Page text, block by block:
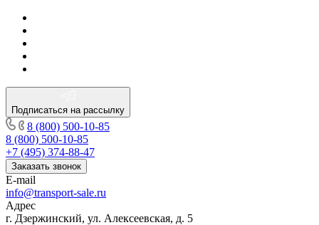
Подписаться на рассылку
8 (800) 500-10-85
8 (800) 500-10-85
+7 (495) 374-88-47
Заказать звонок
E-mail
info@transport-sale.ru
Адрес
г. Дзержинский, ул. Алексеевская, д. 5